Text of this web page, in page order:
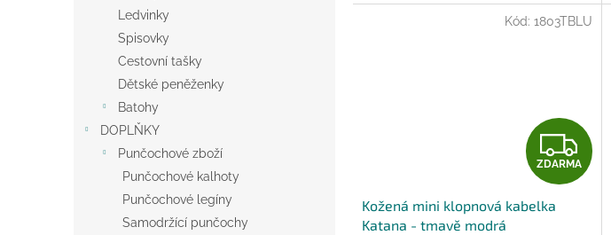
Ledvinky
Spisovky
Cestovní tašky
Dětské peněženky
Batohy
DOPLŇKY
Punčochové zboží
Punčochové kalhoty
Punčochové legíny
Samodržící punčochy
Z
D
ZDARMA
Kožená mini klopnová kabelka
Katana - tmavě modrá
Kód: 1803TBLU